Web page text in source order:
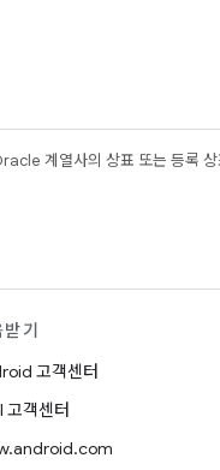
계열사의 상표 또는 등록 상
기
고객센터
고객센터